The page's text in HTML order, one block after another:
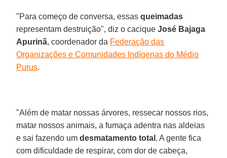
"Para começo de conversa, essasqueimadas
representam destruição", diz o caciqueJosé Bajaga
Apurinã, coordenador da Federação das
Organizações e Comunidades Indígenas do Médio
Purus.
"Além de matar nossas árvores, ressecar nossos rios,
matar nossos animais, a fumaça adentra nas aldeias
e sai fazendo umdesmatamento total . A gente fica
com dificuldade de respirar, com dor de cabeça,